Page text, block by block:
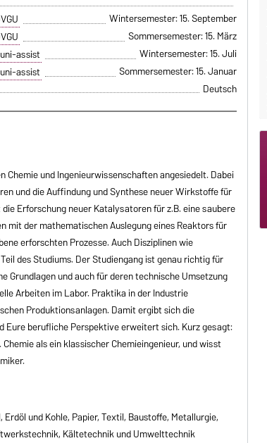
Wintersemester: 15. September
Sommersemester: 15. März
assist
Wintersemester: 15. Juli
assist
Sommersemester: 15. Januar
Deutsch
und Ingenieurwissenschaften angesiedelt. Dabei
und die Auffindung und Synthese neuer Wirkstoffe für
Erforschung neuer Katalysatoren für z.B. eine saubere
mit der mathematischen Auslegung eines Reaktors für
erforschten Prozesse. Auch Disziplinen wie
des Studiums. Der Studiengang ist genau richtig für
Grundlagen und auch für deren technische Umsetzung
Arbeiten im Labor. Praktika in der Industrie
Produktionsanlagen. Damit ergibt sich die
Eure berufliche Perspektive erweitert sich. Kurz gesagt:
als ein klassischer Chemieingenieur, und wisst
und Kohle, Papier, Textil, Baustoffe, Metallurgie,
Kältetechnik und Umwelttechnik